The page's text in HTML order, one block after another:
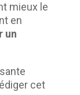
mieux le
en
un
cet